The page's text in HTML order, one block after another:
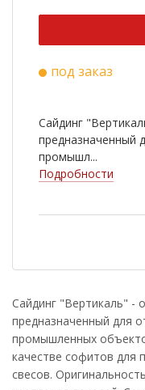
под заказ
Сайдинг
предназначенный
промышл...
Подробности
Сайдинг "Вертикаль" -
предназначенный для
промышленных
качестве софитов для
свесов.